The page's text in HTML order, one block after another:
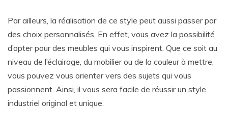
Par ailleurs, la réalisation de ce style peut aussi passer par
des choix personnalisés. En effet, vous avez la possibilité
d’opter pour des meubles qui vous inspirent. Que ce soit au
niveau de l’éclairage, du mobilier ou de la couleur à mettre,
vous pouvez vous orienter vers des sujets qui vous
passionnent. Ainsi, il vous sera facile de réussir un style
industriel original et unique.